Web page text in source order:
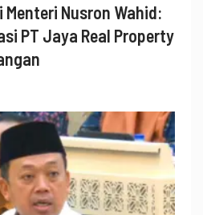
Nusron Wahid:
PT Jaya Real Property